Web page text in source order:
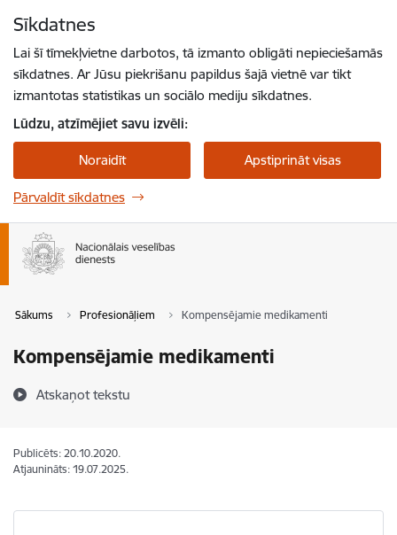
Sīkdatnes
Lai šī tīmekļvietne darbotos, tā izmanto obligāti nepieciešamās
sīkdatnes. Ar Jūsu piekrišanu papildus šajā vietnē var tikt
izmantotas statistikas un sociālo mediju sīkdatnes.
Lūdzu, atzīmējiet savu izvēli:
Noraidīt Apstiprināt visas
Pārvaldīt sīkdatnes
Sākums Profesionāļiem Kompensējamie medikamenti
Kompensējamie medikamenti
Atskaņot tekstu
Publicēts: 20.10.2020.
Atjaunināts: 19.07.2025.